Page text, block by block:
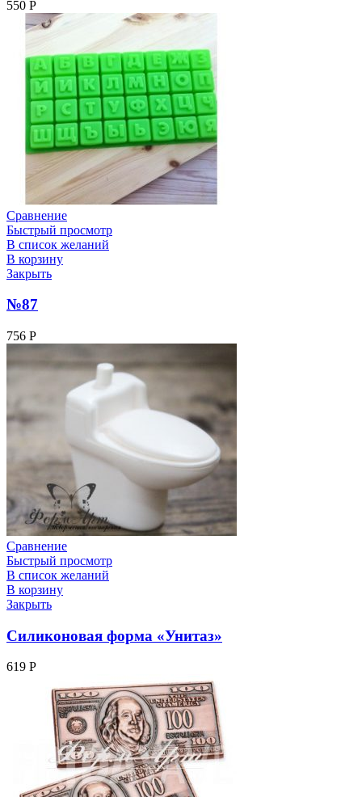
550 Р
Сравнение
Быстрый просмотр
В список желаний
В корзину
Закрыть
№87
756 Р
Сравнение
Быстрый просмотр
В список желаний
В корзину
Закрыть
Силиконовая форма «Унитаз»
619 Р